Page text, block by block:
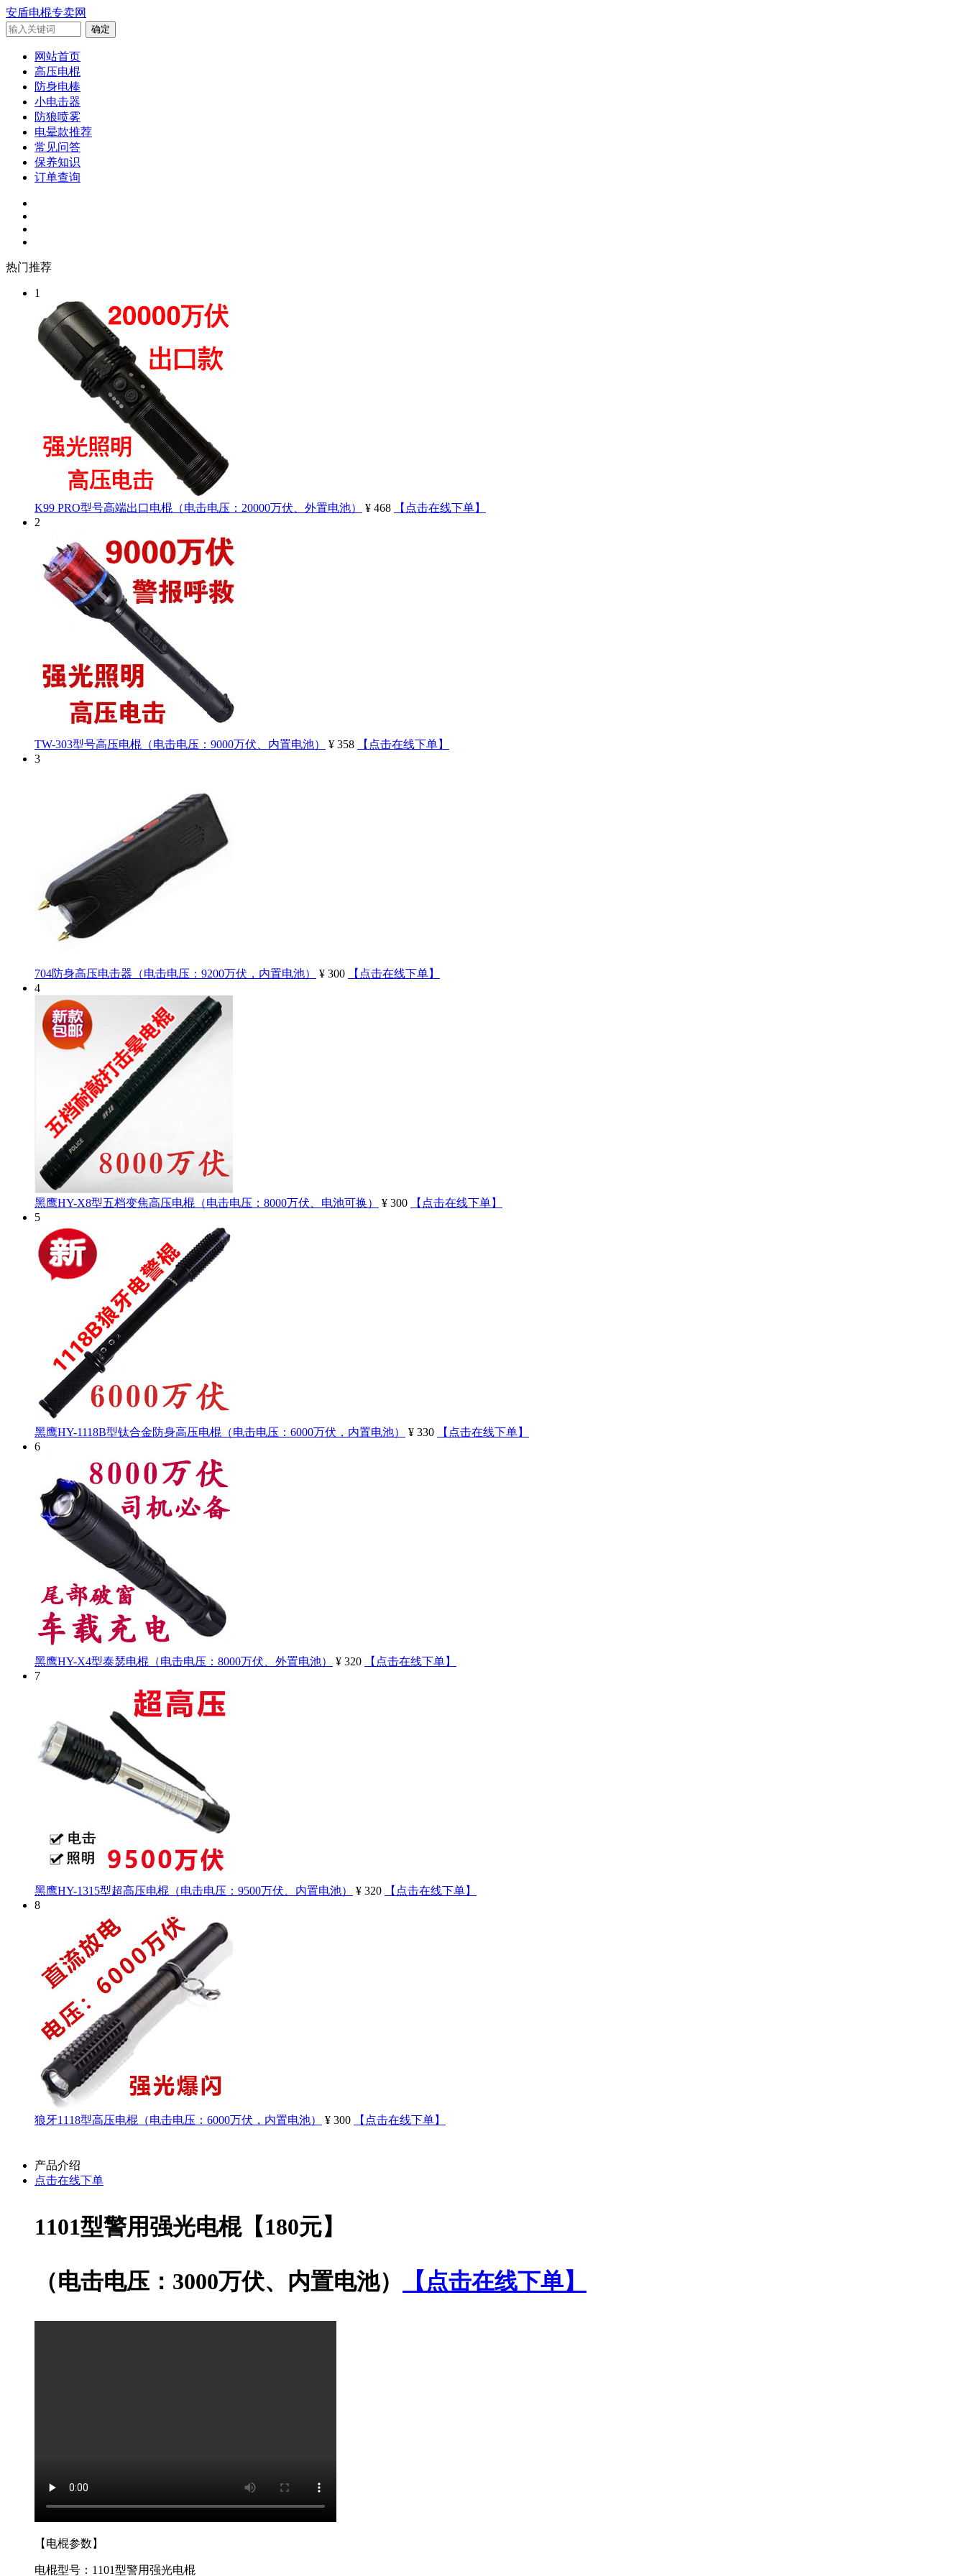
安盾电棍专卖网
网站首页
高压电棍
防身电棒
小电击器
防狼喷雾
电晕款推荐
常见问答
保养知识
订单查询
热门推荐
1
K99 PRO型号高端出口电棍（电击电压：20000万伏、外置电池） ¥ 468
【点击在线下单】
2
TW-303型号高压电棍（电击电压：9000万伏、内置电池） ¥ 358
【点击在线下单】
3
704防身高压电击器（电击电压：9200万伏，内置电池） ¥ 300
【点击在线下单】
4
黑鹰HY-X8型五档变焦高压电棍（电击电压：8000万伏、电池可换） ¥ 300
【点击在线下单】
5
黑鹰HY-1118B型钛合金防身高压电棍（电击电压：6000万伏，内置电池） ¥ 330
【点击在线下单】
6
黑鹰HY-X4型泰瑟电棍（电击电压：8000万伏、外置电池） ¥ 320
【点击在线下单】
7
黑鹰HY-1315型超高压电棍（电击电压：9500万伏、内置电池） ¥ 320
【点击在线下单】
8
狼牙1118型高压电棍（电击电压：6000万伏，内置电池） ¥ 300 【点击在线下单】
产品介绍
点击在线下单
1101型警用强光电棍【180元】
（电击电压：3000万伏、内置电池） 【点击在线下单】
【电棍参数】
电棍型号：1101型警用强光电棍